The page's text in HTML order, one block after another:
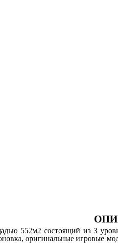
552м2 состоящий из 3
оригинальные игровые